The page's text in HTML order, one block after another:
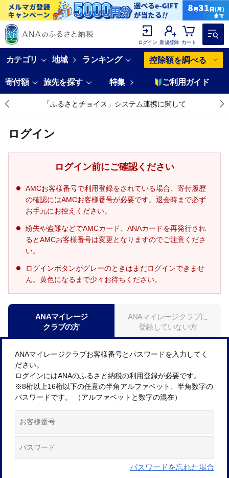
ログイン 新規登録 カート
カテゴリ 地域 ランキング 控除額を調べる
寄付額 旅先を探す 特集 ご利用ガイド
「ふるさとチョイス」システム連携に関して
ログイン
ログイン前にご確認ください
AMCお客様番号で利用登録をされている場合、寄付履歴
の確認にはAMCお客様番号が必要です。退会時まで必ず
お手元にお控えください。
紛失や盗難などでAMCカード、ANAカードを再発行され
るとAMCお客様番号は変更となりますのでご注意くださ
い。
ログインボタンがグレーのときはまだログインできませ
ん。黄色になるまで少々お待ちください。
ANAマイレージ
クラブの方
ANAマイレージクラブに
登録していない方
ANAマイレージクラブお客様番号とパスワードを入力してく
ださい。
ログインにはANAのふるさと納税の利用登録が必要です。
※8桁以上16桁以下の任意の半角アルファベット、半角数字の
パスワードです。 （アルファベットと数字の混在）
パスワードを忘れた場合